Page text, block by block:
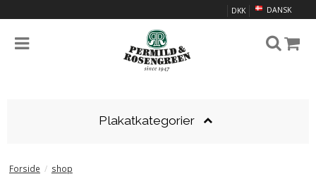
DANSK
DKK
Plakatkategorier
Forside / shop